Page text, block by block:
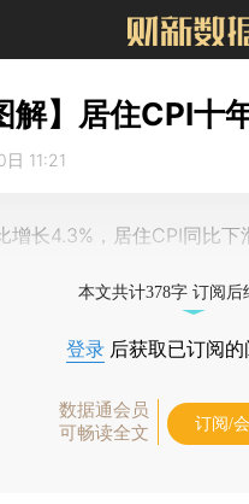
解】居住CPI十
11:21
增长4.3%，居住CPI同比下
本文共计378字 订阅后
登录 后获取已订阅
数据通会员
可畅读全文
订阅/